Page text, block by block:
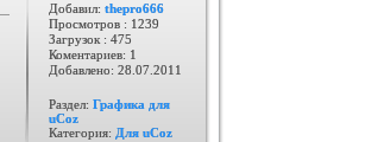
Добавил: thepro666
Просмотров : 1239
Загрузок : 475
Коментариев: 1
Добавлено: 28.07.2011
Раздел: Графика для
uCoz
Категория: Для uCoz